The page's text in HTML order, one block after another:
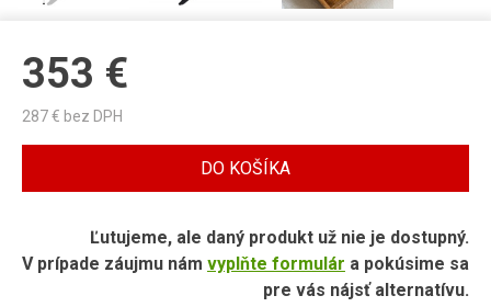
353 €
287€ bez DPH
DO KOŠÍKA
Ľutujeme, ale daný produkt už nie je dostupný.
V prípade záujmu nám vyplňte formulár a pokúsime sa
pre vás nájsť alternatívu.